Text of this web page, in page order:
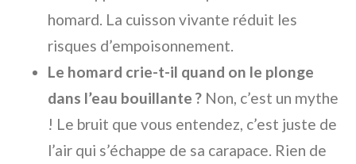
homard. La cuisson vivante réduit les
risques d’empoisonnement.
Le homard crie-t-il quand on le plonge
dans l’eau bouillante ? Non, c’est un mythe
! Le bruit que vous entendez, c’est juste de
l’air qui s’échappe de sa carapace. Rien de